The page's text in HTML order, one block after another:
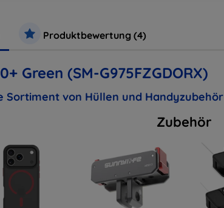
Produktbewertung (4)
Green (SM-G975FZGDORX)
Sortiment von Hüllen und Handyzubehör
Zubehör